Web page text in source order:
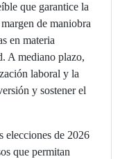
que garantice la
de maniobra
en materia
A mediano plazo,
laboral y la
y sostener el
elecciones de 2026
que permitan